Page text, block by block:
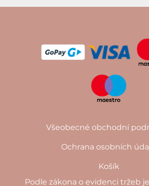
Všeobecné obchodní
Ochrana osobních
Košík
Podle zákona o evidenci tržeb